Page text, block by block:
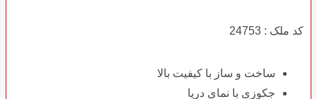
کد ملک : 24753
ساخت و ساز با کیفیت بالا
جکوزی با نمای دریا